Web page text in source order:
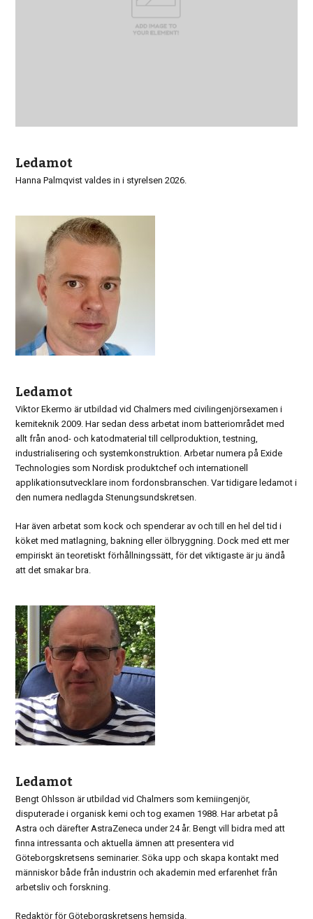
Ledamot
Hanna Palmqvist valdes in i styrelsen 2026.
Ledamot
Viktor Ekermo är utbildad vid Chalmers med civilingenjörsexamen i
kemiteknik 2009. Har sedan dess arbetat inom batteriområdet med
allt från anod- och katodmaterial till cellproduktion, testning,
industrialisering och systemkonstruktion. Arbetar numera på Exide
Technologies som Nordisk produktchef och internationell
applikationsutvecklare inom fordonsbranschen. Var tidigare ledamot i
den numera nedlagda Stenungsundskretsen.
Har även arbetat som kock och spenderar av och till en hel del tid i
köket med matlagning, bakning eller ölbryggning. Dock med ett mer
empiriskt än teoretiskt förhållningssätt, för det viktigaste är ju ändå
att det smakar bra.
Ledamot
Bengt Ohlsson är utbildad vid Chalmers som kemiingenjör,
disputerade i organisk kemi och tog examen 1988. Har arbetat på
Astra och därefter AstraZeneca under 24 år. Bengt vill bidra med att
finna intressanta och aktuella ämnen att presentera vid
Göteborgskretsens seminarier. Söka upp och skapa kontakt med
människor både från industrin och akademin med erfarenhet från
arbetsliv och forskning.
Redaktör för Göteborgskretsens hemsida.